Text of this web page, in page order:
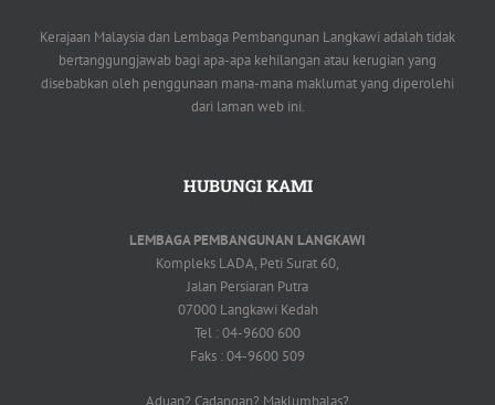
Kerajaan Malaysia dan Lembaga Pembangunan Langkawi adalah tidak
bertanggungjawab bagi apa-apa kehilangan atau kerugian yang
disebabkan oleh penggunaan mana-mana maklumat yang diperolehi
dari laman web ini.
HUBUNGI KAMI
LEMBAGA PEMBANGUNAN LANGKAWI
Kompleks LADA, Peti Surat 60,
Jalan Persiaran Putra
07000 Langkawi Kedah
Tel : 04-9600 600
Faks : 04-9600 509